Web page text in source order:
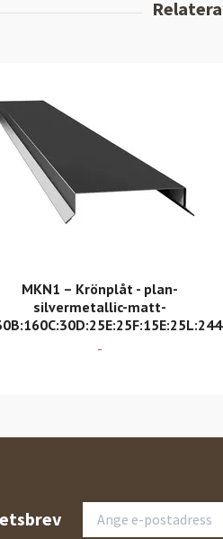
MKN1 – Krönplåt - plan-
silvermetallic-matt-
-